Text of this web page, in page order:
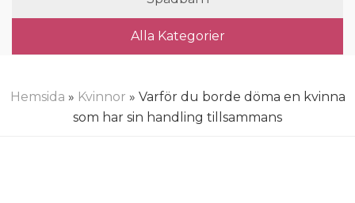
Alla Kategorier
Hemsida » Kvinnor » Varför du borde döma en kvinna
som har sin handling tillsammans